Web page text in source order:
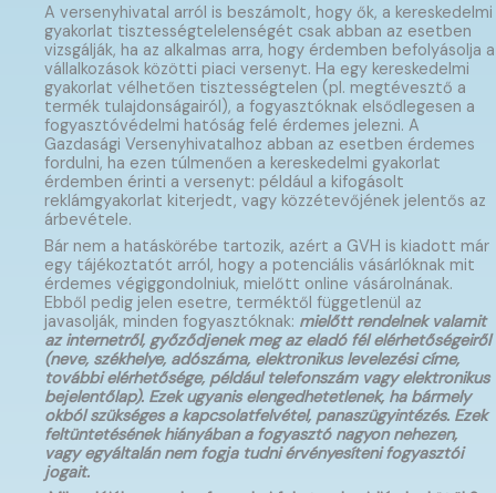
A versenyhivatal arról is beszámolt, hogy ők, a kereskedelmi
gyakorlat tisztességtelelenségét csak abban az esetben
vizsgálják, ha az alkalmas arra, hogy érdemben befolyásolja a
vállalkozások közötti piaci versenyt. Ha egy kereskedelmi
gyakorlat vélhetően tisztességtelen (pl. megtévesztő a
termék tulajdonságairól), a fogyasztóknak elsődlegesen a
fogyasztóvédelmi hatóság felé érdemes jelezni. A
Gazdasági Versenyhivatalhoz abban az esetben érdemes
fordulni, ha ezen túlmenően a kereskedelmi gyakorlat
érdemben érinti a versenyt: például a kifogásolt
reklámgyakorlat kiterjedt, vagy közzétevőjének jelentős az
árbevétele.
Bár nem a hatáskörébe tartozik, azért a GVH is kiadott már
egy tájékoztatót arról, hogy a potenciális vásárlóknak mit
érdemes végiggondolniuk, mielőtt online vásárolnának.
Ebből pedig jelen esetre, terméktől függetlenül az
javasolják, minden fogyasztóknak: mielőtt rendelnek valamit
az internetről, győződjenek meg az eladó fél elérhetőségeiről
(neve, székhelye, adószáma, elektronikus levelezési címe,
további elérhetősége, például telefonszám vagy elektronikus
bejelentőlap). Ezek ugyanis elengedhetetlenek, ha bármely
okból szükséges a kapcsolatfelvétel, panaszügyintézés. Ezek
feltüntetésének hiányában a fogyasztó nagyon nehezen,
vagy egyáltalán nem fogja tudni érvényesíteni fogyasztói
jogait.